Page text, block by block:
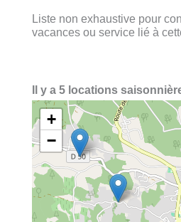
Liste non exhaustive pour
vacances ou service lié à
Il y a 5 locations
+
−